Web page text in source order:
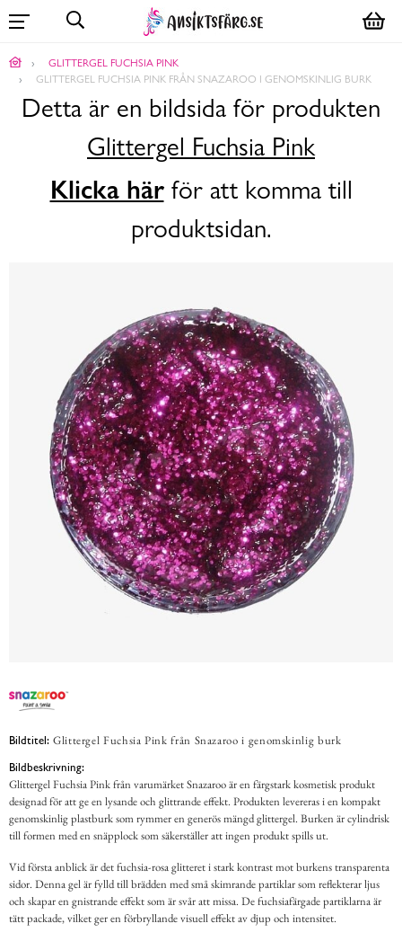
GLITTERGEL FUCHSIA PINK
GLITTERGEL FUCHSIA PINK FRÅN SNAZAROO I GENOMSKINLIG BURK
Detta är en bildsida för produkten
Glittergel Fuchsia Pink
Klicka härför att komma till
produktsidan.
Bildtitel: Glittergel Fuchsia Pink från Snazaroo i genomskinlig burk
Bildbeskrivning:
Glittergel Fuchsia Pink från varumärket Snazaroo är en färgstark kosmetisk produkt
designad för att ge en lysande och glittrande effekt. Produkten levereras i en kompakt
genomskinlig plastburk som rymmer en generös mängd glittergel. Burken är cylindrisk
till formen med en snäpplock som säkerställer att ingen produkt spills ut.
Vid första anblick är det fuchsia-rosa glitteret i stark kontrast mot burkens transparenta
sidor. Denna gel är fylld till brädden med små skimrande partiklar som reflekterar ljus
och skapar en gnistrande effekt som är svår att missa. De fuchsiafärgade partiklarna är
tätt packade, vilket ger en förbryllande visuell effekt av djup och intensitet.